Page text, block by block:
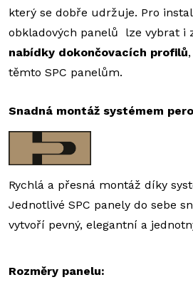
který se dobře udržuje. Pro
obkladových panelů lze vybrat i
nabídky dokončovacích profilů
těmto SPC panelům.
Snadná montáž systémem
Rychlá a přesná montáž díky
Jednotlivé SPC panely do sebe
vytvoří pevný, elegantní a
Rozměry panelu: